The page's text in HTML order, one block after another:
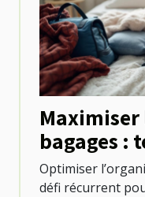
Maximiser
bagages :
astuces
Optimiser
défi récurrent